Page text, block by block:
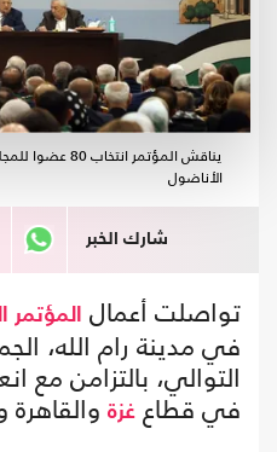
الأناضول
شارك الخبر
تواصلت أعمال المؤتمر
في مدينة رام الله،
التوالي، بالتزامن مع
في قطاع غزة